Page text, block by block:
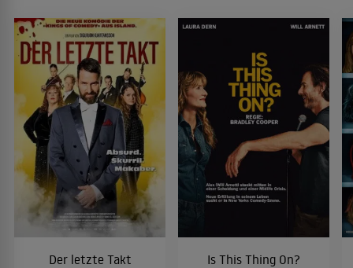
Der letzte Takt Is This Thing On?